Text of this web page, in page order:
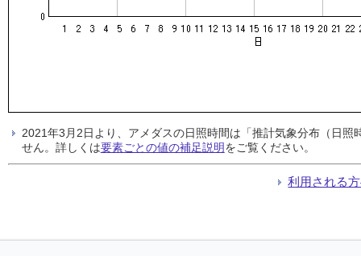
2021年3月2日より、アメダスの日照時間は「推計気象分布（日
せん。詳しくは要素ごとの値の補足説明をご覧ください。
利用される